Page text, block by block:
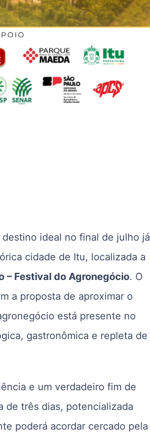
ideal no final de julho já
cidade de Itu, localizada a
– Festival do Agronegócio. O
a proposta de aproximar o
está presente no
gastronômica e repleta de
e um verdadeiro fim de
de três dias, potencializada
poderá acordar cercado pela